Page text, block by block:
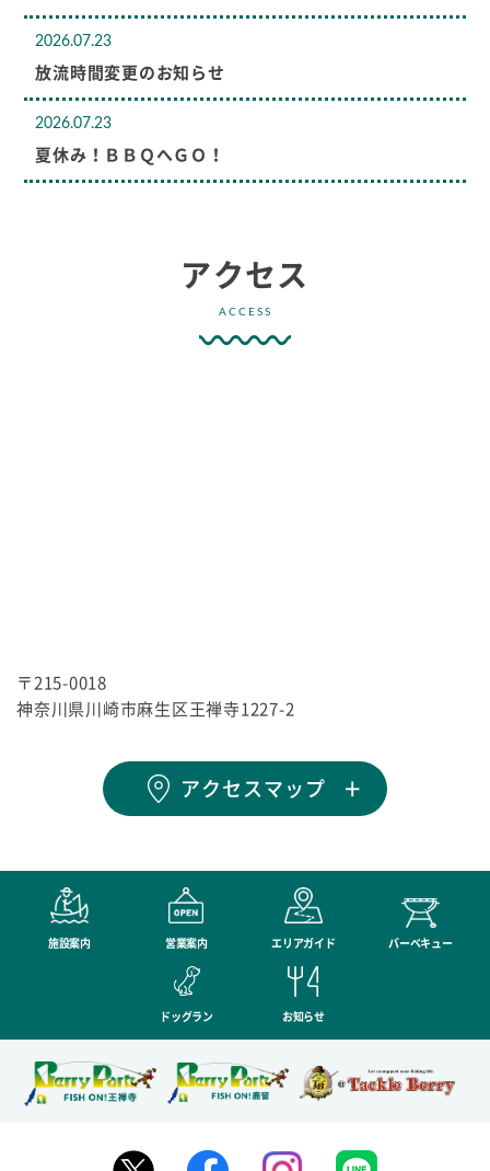
2026.07.23
放流時間変更のお知らせ
2026.07.23
夏休み！ＢＢＱへＧＯ！
アクセス
ACCESS
〒215-0018
神奈川県川崎市麻生区王禅寺1227-2
アクセスマップ
施設案内 営業案内 エリアガイド バーベキュー
ドッグラン お知らせ